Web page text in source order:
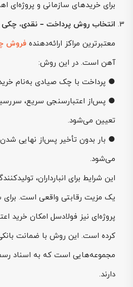
برای خریدهای سازمانی و پروژه‌ای
انتخاب روش پرداخت – نقدی، چکی
معتبرترین مراکز ارائه‌دهنده فروش
آهن است. در این روش:
● پرداخت با چک صیادی به‌نام
● پس‌از اعتبارسنجی سریع،
تعیین می‌شود.
● بار بدون تأخیر پس‌از نهایی
می‌شود.
این شرایط برای انبارداران،
یک مزیت رقابتی واقعی است.
کرده است. این روش با ضمانت
مجموعه‌هایی است که به اسناد
دارند.